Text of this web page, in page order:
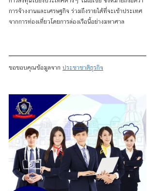
การจ้างงานและเศรษฐกิจ ร่วมถึงรายได้ที่จะเข้าประเทศ
จากการท่องเที่ยวโดยการล่องเรือนี้อย่างมหาศาล
ขอขอบคุณข้อมูลจาก ประชาชาติธุรกิจ